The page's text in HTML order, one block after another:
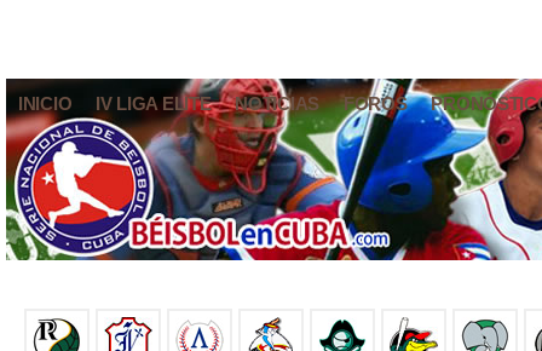
INICIO IV LIGA ELITE NOTICIAS FOROS